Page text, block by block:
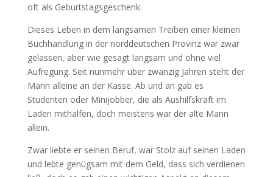
oft als Geburtstagsgeschenk.
Dieses Leben in dem langsamen Treiben einer kleinen
Buchhandlung in der norddeutschen Provinz war zwar
gelassen, aber wie gesagt langsam und ohne viel
Aufregung. Seit nunmehr über zwanzig Jahren steht der
Mann alleine an der Kasse. Ab und an gab es
Studenten oder Minijobber, die als Aushilfskraft im
Laden mithalfen, doch meistens war der alte Mann
allein.
Zwar liebte er seinen Beruf, war Stolz auf seinen Laden
und lebte genügsam mit dem Geld, dass sich verdienen